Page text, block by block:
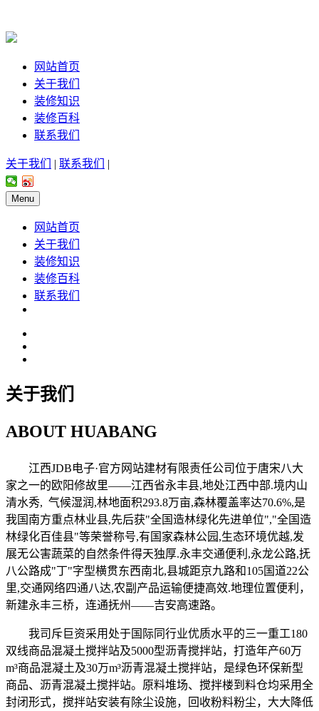
网站首页
关于我们
装修知识
装修百科
联系我们
关于我们 | 联系我们 |
Menu
网站首页
关于我们
装修知识
装修百科
联系我们
关于我们
ABOUT HUABANG
江西JDB电子·官方网站建材有限责任公司位于唐宋八大
家之一的欧阳修故里——江西省永丰县,地处江西中部.境内山
清水秀, 气候湿润,林地面积293.8万亩,森林覆盖率达70.6%,是
我国南方重点林业县,先后获"全国造林绿化先进单位","全国造
林绿化百佳县"等荣誉称号,有国家森林公园,生态环境优越,发
展无公害蔬菜的自然条件得天独厚.永丰交通便利,永龙公路,抚
八公路成"丁"字型横贯东西南北,县城距京九路和105国道22公
里,交通网络四通八达,农副产品运输便捷高效.地理位置便利，
新建永丰三桥，连通抚州——吉安高速路。
我司斥巨资采用处于国际同行业优质水平的三一重工180
双线商品混凝土搅拌站及5000型沥青搅拌站，打造年产60万
m³商品混凝土及30万m³沥青混凝土搅拌站，是绿色环保新型
商品、沥青混凝土搅拌站。原料堆场、搅拌楼到料仓均采用全
封闭形式，搅拌站安装有除尘设施，回收粉料粉尘，大大降低